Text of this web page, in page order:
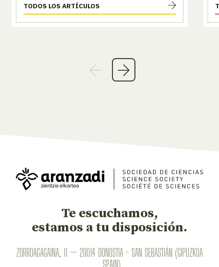
TODOS LOS ARTÍCULOS
Te escuchamos,
estamos a tu disposición.
ZORROAGAGAINA, 11 — 20014 DONOSTIA - SAN SEBASTIÁN (GIPUZKOA
· SPAIN)